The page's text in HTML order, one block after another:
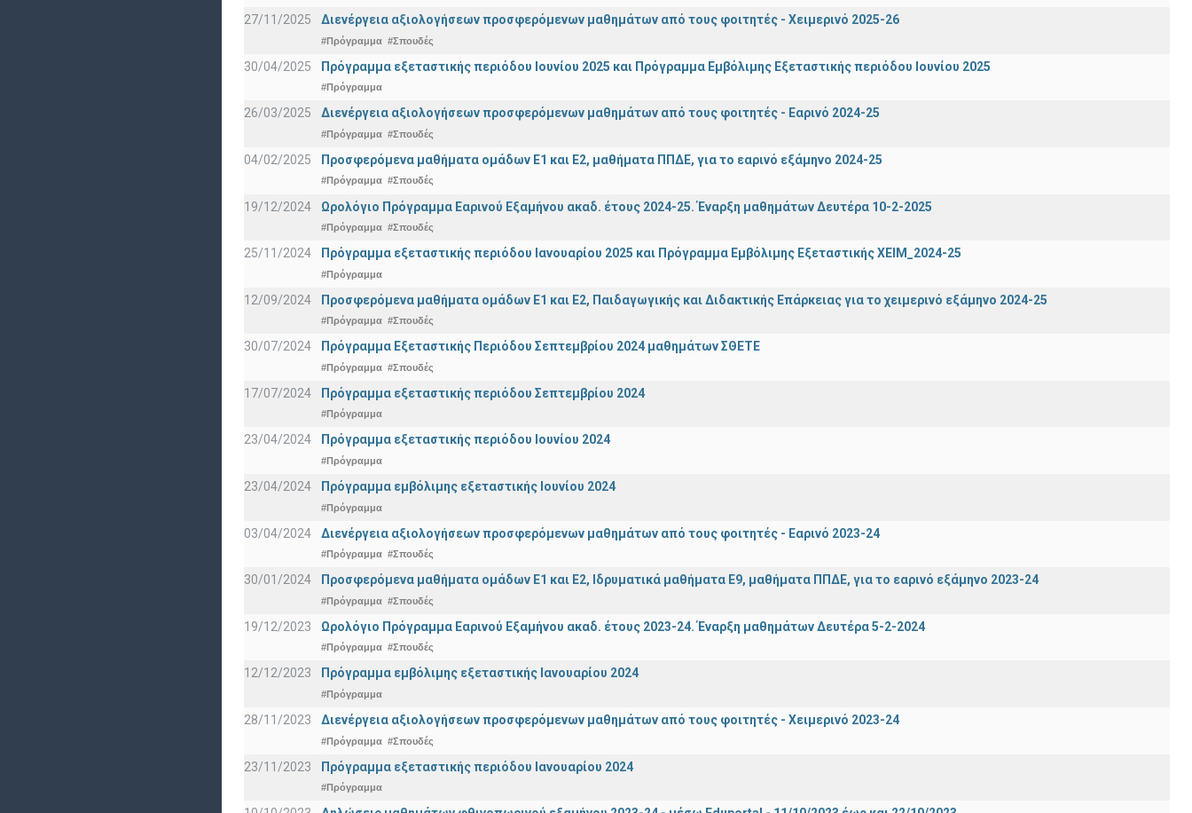
27/11/2025 Διενέργεια αξιολογήσεων προσφερόμενων μαθημάτων από τους φοιτητές - Χειμερινό 2025-26
#Πρόγραμμα #Σπουδές
30/04/2025 Πρόγραμμα εξεταστικής περιόδου Ιουνίου 2025 και Πρόγραμμα Εμβόλιμης Εξεταστικής περιόδου Ιουνίου 2025
#Πρόγραμμα
26/03/2025 Διενέργεια αξιολογήσεων προσφερόμενων μαθημάτων από τους φοιτητές - Εαρινό 2024-25
#Πρόγραμμα #Σπουδές
04/02/2025 Προσφερόμενα μαθήματα ομάδων Ε1 και Ε2, μαθήματα ΠΠΔΕ, για το εαρινό εξάμηνο 2024-25
#Πρόγραμμα #Σπουδές
19/12/2024 Ωρολόγιο Πρόγραμμα Εαρινού Εξαμήνου ακαδ. έτους 2024-25. Έναρξη μαθημάτων Δευτέρα 10-2-2025
#Πρόγραμμα #Σπουδές
25/11/2024 Πρόγραμμα εξεταστικής περιόδου Ιανουαρίου 2025 και Πρόγραμμα Εμβόλιμης Εξεταστικής ΧΕΙΜ_2024-25
#Πρόγραμμα
12/09/2024 Προσφερόμενα μαθήματα ομάδων Ε1 και Ε2, Παιδαγωγικής και Διδακτικής Επάρκειας για το χειμερινό εξάμηνο 2024-25
#Πρόγραμμα #Σπουδές
30/07/2024 Πρόγραμμα Εξεταστικής Περιόδου Σεπτεμβρίου 2024 μαθημάτων ΣΘΕΤΕ
#Πρόγραμμα #Σπουδές
17/07/2024 Πρόγραμμα εξεταστικής περιόδου Σεπτεμβρίου 2024
#Πρόγραμμα
23/04/2024 Πρόγραμμα εξεταστικής περιόδου Ιουνίου 2024
#Πρόγραμμα
23/04/2024 Πρόγραμμα εμβόλιμης εξεταστικής Ιουνίου 2024
#Πρόγραμμα
03/04/2024 Διενέργεια αξιολογήσεων προσφερόμενων μαθημάτων από τους φοιτητές - Εαρινό 2023-24
#Πρόγραμμα #Σπουδές
30/01/2024 Προσφερόμενα μαθήματα ομάδων Ε1 και Ε2, Ιδρυματικά μαθήματα Ε9, μαθήματα ΠΠΔΕ, για το εαρινό εξάμηνο 2023-24
#Πρόγραμμα #Σπουδές
19/12/2023 Ωρολόγιο Πρόγραμμα Εαρινού Εξαμήνου ακαδ. έτους 2023-24. Έναρξη μαθημάτων Δευτέρα 5-2-2024
#Πρόγραμμα #Σπουδές
12/12/2023 Πρόγραμμα εμβόλιμης εξεταστικής Ιανουαρίου 2024
#Πρόγραμμα
28/11/2023 Διενέργεια αξιολογήσεων προσφερόμενων μαθημάτων από τους φοιτητές - Χειμερινό 2023-24
#Πρόγραμμα #Σπουδές
23/11/2023 Πρόγραμμα εξεταστικής περιόδου Ιανουαρίου 2024
#Πρόγραμμα